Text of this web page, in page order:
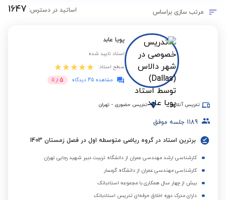
مرتب سازی براساس اساتید در دسترس: 1647
پویا عابد
استاد تایید شده
سطح استاد:
مشاهده 45 دیدگاه
5 از 5
تدریس آنلاین تدریس حضوری - تهران
1189 جلسه موفق
برترین استاد در گروه ریاضی متوسطه اول در فصل زمستان 1403
کارشناسی ارشد مهندسی عمران از دانشگاه تربیت دبیر شهید رجایی تهران
کارشناسی مهندسی عمران از دانشگاه گرمسار
بیش از چهار سال همکاری با مجموعه استادبانک
دارای مدرک دوره اخلاق حرفه‌ای تدریس استادبانک